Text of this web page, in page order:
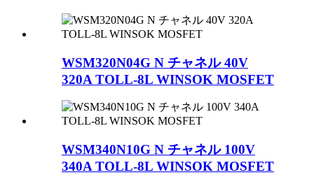
WSM320N04G N チャネル 40V
320A TOLL-8L WINSOK MOSFET
WSM340N10G N チャネル 100V
340A TOLL-8L WINSOK MOSFET